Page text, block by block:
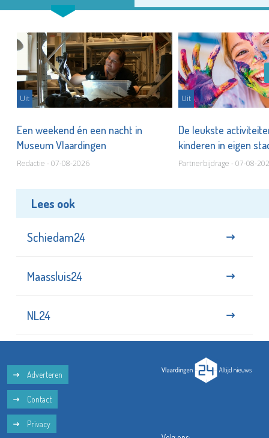
Uit
Een weekend én een nacht in
Museum Vlaardingen
Redactie - 07-08-2026
Uit
De leukste
kinderen in eigen
Partnerbijdrage - 07-08-
Lees ook
Schiedam24
Maassluis24
NL24
Adverteren
Contact
Privacy